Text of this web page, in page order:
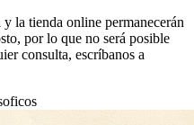
y la tienda online permanecerán
por lo que no será posible
consulta, escríbanos a